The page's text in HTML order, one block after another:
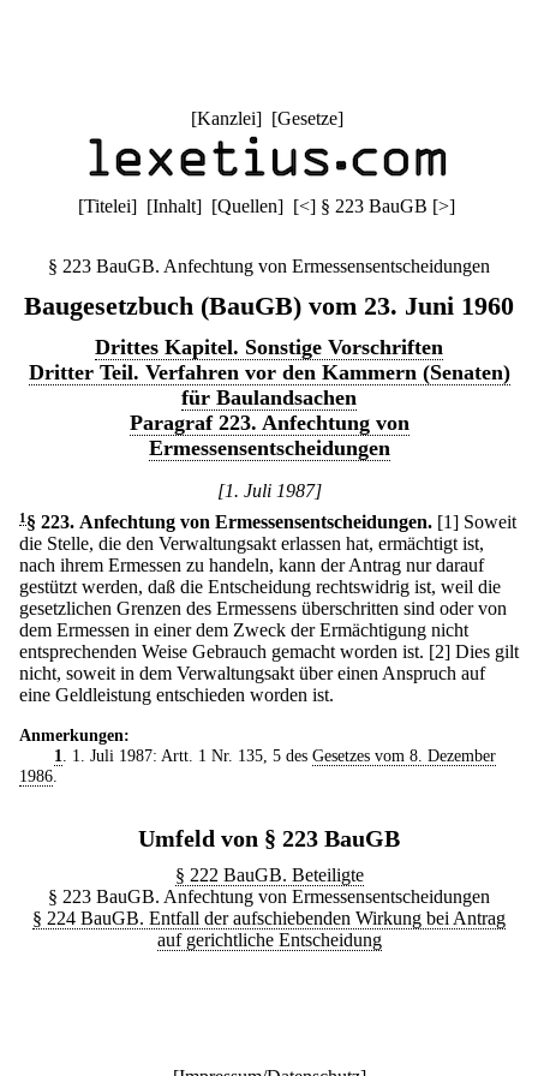
[Kanzlei] [Gesetze]
[Titelei] [Inhalt] [Quellen] [<] § 223 BauGB [>]
§ 223 BauGB. Anfechtung von Ermessensentscheidungen
Baugesetzbuch (BauGB) vom 23. Juni 1960
Drittes Kapitel. Sonstige Vorschriften
Dritter Teil. Verfahren vor den Kammern (Senaten)
für Baulandsachen
Paragraf 223. Anfechtung von
Ermessensentscheidungen
[1. Juli 1987]
1 § 223. Anfechtung von Ermessensentscheidungen. [1] Soweit
die Stelle, die den Verwaltungsakt erlassen hat, ermächtigt ist,
nach ihrem Ermessen zu handeln, kann der Antrag nur darauf
gestützt werden, daß die Entscheidung rechtswidrig ist, weil die
gesetzlichen Grenzen des Ermessens überschritten sind oder von
dem Ermessen in einer dem Zweck der Ermächtigung nicht
entsprechenden Weise Gebrauch gemacht worden ist. [2] Dies gilt
nicht, soweit in dem Verwaltungsakt über einen Anspruch auf
eine Geldleistung entschieden worden ist.
Anmerkungen:
1
. 1. Juli 1987: Artt. 1 Nr. 135, 5 des Gesetzes vom 8. Dezember
1986
Umfeld von § 223 BauGB
§ 222 BauGB. Beteiligte
§ 223 BauGB. Anfechtung von Ermessensentscheidungen
§ 224 BauGB. Entfall der aufschiebenden Wirkung bei Antrag
auf gerichtliche Entscheidung